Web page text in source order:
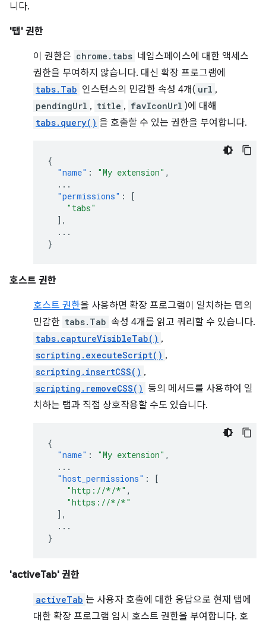
니다.
'탭' 권한
이 권한은 chrome.tabs 네임스페이스에 대한 액세스
권한을 부여하지 않습니다. 대신 확장 프로그램에
tabs.Tab 인스턴스의 민감한 속성 4개( url ,
pendingUrl , title , favIconUrl )에 대해
tabs.query() 을 호출할 수 있는 권한을 부여합니다.
{
"name" : "My extension" ,
...
"permissions" :
[
"tabs"
],
...
}
호스트 권한
호스트 권한을 사용하면 확장 프로그램이 일치하는 탭의
민감한 tabs.Tab 속성 4개를 읽고 쿼리할 수 있습니다.
tabs.captureVisibleTab() ,
scripting.executeScript() ,
scripting.insertCSS() ,
scripting.removeCSS() 등의 메서드를 사용하여 일
치하는 탭과 직접 상호작용할 수도 있습니다.
{
"name" : "My extension" ,
...
"host_permissions" :
[
"http://*/*" ,
"https://*/*"
],
...
}
'activeTab' 권한
activeTab 는 사용자 호출에 대한 응답으로 현재 탭에
대한 확장 프로그램 임시 호스트 권한을 부여합니다. 호